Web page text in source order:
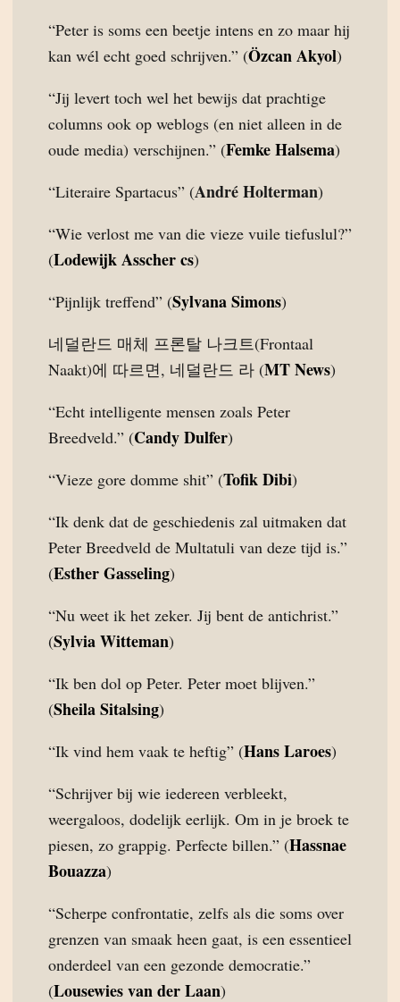
“Peter is soms een beetje intens en zo maar hij
kan wél echt goed schrijven.” (Özcan Akyol)
“Jij levert toch wel het bewijs dat prachtige
columns ook op weblogs (en niet alleen in de
oude media) verschijnen.” (Femke Halsema)
“Literaire Spartacus” (André Holterman)
“Wie verlost me van die vieze vuile tiefuslul?”
(Lodewijk Asscher cs)
“Pijnlijk treffend” (Sylvana Simons)
네덜란드 매체 프론탈 나크트(Frontaal
Naakt)에 따르면, 네덜란드 라 (MT News)
“Echt intelligente mensen zoals Peter
Breedveld.” (Candy Dulfer)
“Vieze gore domme shit” (Tofik Dibi)
“Ik denk dat de geschiedenis zal uitmaken dat
Peter Breedveld de Multatuli van deze tijd is.”
(Esther Gasseling)
“Nu weet ik het zeker. Jij bent de antichrist.”
(Sylvia Witteman)
“Ik ben dol op Peter. Peter moet blijven.”
(Sheila Sitalsing)
“Ik vind hem vaak te heftig” (Hans Laroes)
“Schrijver bij wie iedereen verbleekt,
weergaloos, dodelijk eerlijk. Om in je broek te
piesen, zo grappig. Perfecte billen.” (Hassnae
Bouazza)
“Scherpe confrontatie, zelfs als die soms over
grenzen van smaak heen gaat, is een essentieel
onderdeel van een gezonde democratie.”
(Lousewies van der Laan)